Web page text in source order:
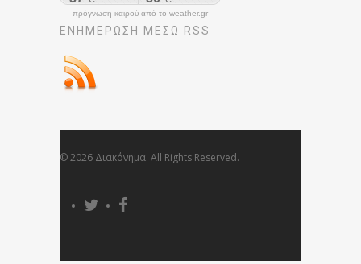
πρόγνωση καιρού από το weather.gr
ΕΝΗΜΈΡΩΣΉ ΜΕΣΩ RSS
© 2026 Διακόνημα. All Rights Reserved.